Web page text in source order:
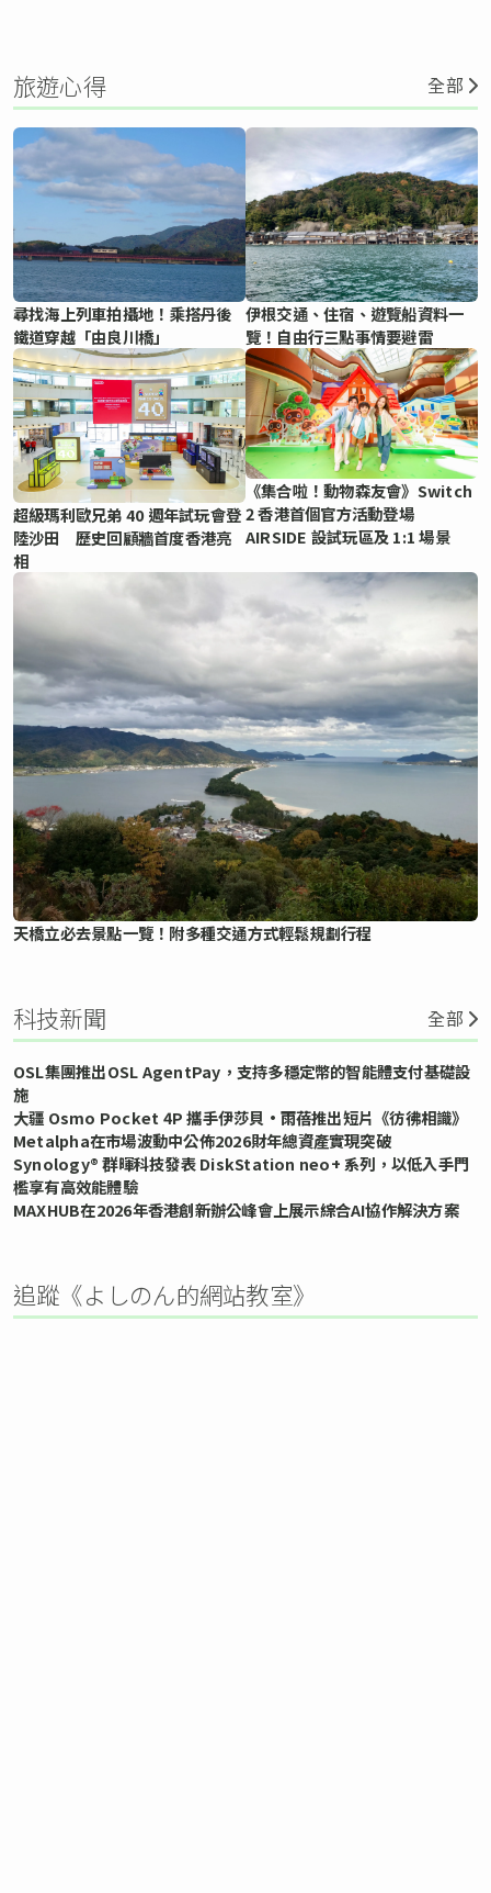
旅遊心得 全部
尋找海上列車拍攝地！乘搭丹後
鐵道穿越「由良川橋」
伊根交通、住宿、遊覽船資料一
覽！自由行三點事情要避雷
超級瑪利歐兄弟 40 週年試玩會登
陸沙田 歷史回顧牆首度香港亮
相
《集合啦！動物森友會》Switch
2 香港首個官方活動登場
AIRSIDE 設試玩區及 1:1 場景
天橋立必去景點一覽！附多種交通方式輕鬆規劃行程
科技新聞 全部
OSL集團推出OSL AgentPay，支持多穩定幣的智能體支付基礎設
施
大疆 Osmo Pocket 4P 攜手伊莎貝•雨蓓推出短片《彷彿相識》
Metalpha在市場波動中公佈2026財年總資產實現突破
Synology® 群暉科技發表 DiskStation neo+ 系列，以低入手門
檻享有高效能體驗
MAXHUB在2026年香港創新辦公峰會上展示綜合AI協作解決方案
追蹤《よしのん的網站教室》